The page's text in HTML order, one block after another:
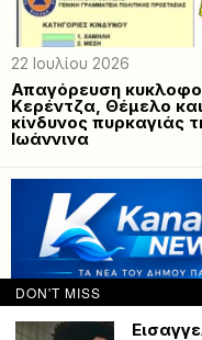
22 Ιουλίου 2026
Απαγόρευση
Κερέντζα, Θέμελο
κίνδυνος πυρκαγιάς
Ιωάννινα
DON'T MISS